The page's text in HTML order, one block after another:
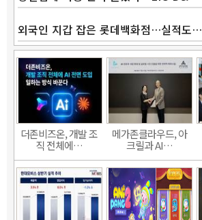
외국인 지갑 잡은 롯데백화점…실적도…
더존비즈온, 개발 조
직 전체에…
메가존클라우드, 아
크릴과 AI…